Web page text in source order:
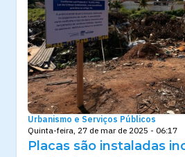
Urbanismo e Serviços Públicos
Quinta-feira, 27 de mar de 2025 - 06:17
Placas são instaladas